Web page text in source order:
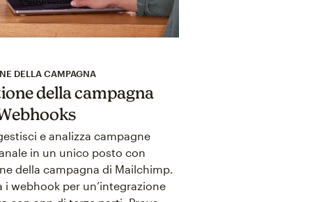
DELLA CAMPAGNA
della campagna
e analizza campagne
in un unico posto con
della campagna di Mailchimp.
i webhook per un’integrazione